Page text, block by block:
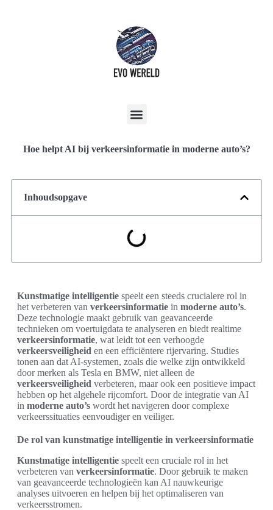
Hoe helpt AI bij verkeersinformatie in moderne auto’s?
Inhoudsopgave
Kunstmatige intelligentie speelt een steeds crucialere rol in
het verbeteren van verkeersinformatie in moderne auto’s.
Deze technologie maakt gebruik van geavanceerde
technieken om voertuigdata te analyseren en biedt realtime
verkeersinformatie, wat leidt tot een verhoogde
verkeersveiligheid en een efficiëntere rijervaring. Studies
tonen aan dat AI-systemen, zoals die welke zijn ontwikkeld
door merken als Tesla en BMW, niet alleen de
verkeersveiligheid verbeteren, maar ook een positieve impact
hebben op het algehele rijcomfort. Door de integratie van AI
in moderne auto’s wordt het navigeren door complexe
verkeerssituaties eenvoudiger en veiliger.
De rol van kunstmatige intelligentie in verkeersinformatie
Kunstmatige intelligentie speelt een cruciale rol in het
verbeteren van verkeersinformatie. Door gebruik te maken
van geavanceerde technologieën kan AI nauwkeurige
analyses uitvoeren en helpen bij het optimaliseren van
verkeersstromen.